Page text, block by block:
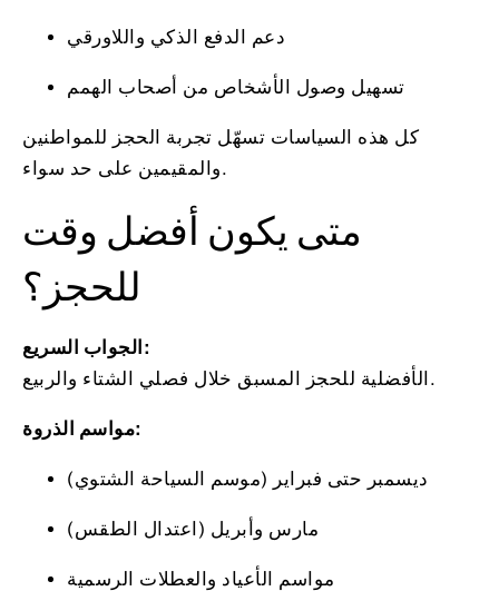
دعم الدفع الذكي واللاورقي
تسهيل وصول الأشخاص من أصحاب الهمم
كل هذه السياسات تسهّل تجربة الحجز للمواطنين
والمقيمين على حد سواء.
متى يكون أفضل وقت
للحجز؟
الجواب السريع:
الأفضلية للحجز المسبق خلال فصلي الشتاء والربيع.
مواسم الذروة:
ديسمبر حتى فبراير (موسم السياحة الشتوي)
مارس وأبريل (اعتدال الطقس)
مواسم الأعياد والعطلات الرسمية